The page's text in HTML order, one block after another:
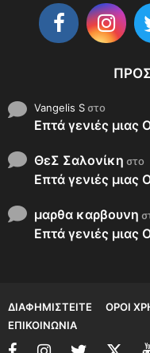
Vangelis Sστο
Επτά γενιές μιας
ΘεΣ Σαλονίκη στο
Επτά γενιές μιας
μαρθα καρβουνη
Επτά γενιές μιας
ΔΙΑΦΗΜΙΣΤΕΊΤΕ ΌΡΟΙ
ΕΠΙΚΟΙΝΩΝΊΑ